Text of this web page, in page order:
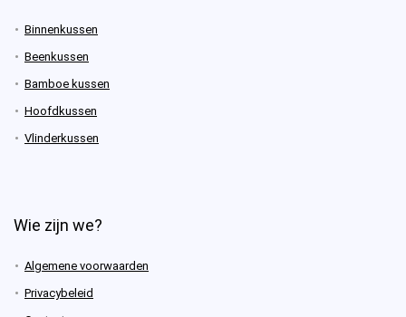
Binnenkussen
Beenkussen
Bamboe kussen
Hoofdkussen
Vlinderkussen
Wie zijn we?
Algemene voorwaarden
Privacybeleid